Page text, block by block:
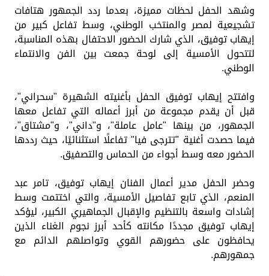
وشهد الحفل لحظات مميزة، بعدما ردد الجمهور هتافات
تشجيعية لمصر والمنتخب الوطني، وسط تفاعل كبير من
إيهاب توفيق، الذي شارك الحضور الاحتفال بهذه المناسبة،
لتتحول الأمسية إلى لوحة جمعت بين الفن والانتماء
الوطني.
وافتتح إيهاب توفيق الحفل بأغنيته الشهيرة "سحراني"،
قبل أن يقدم مجموعة من أبرز أعماله التي تفاعل معها
الجمهور، من بينها "عامل عاملة"، و"داني"، و"مشتاق"،
فيما حصدت أغنية "تترجى فيا" تفاعلًا استثنائيًا، حيث رددها
الحضور معه وسط أجواء من الحماس والتصفيق.
وحضر الحفل مدير أعمال الفنان إيهاب توفيق، تامر عبد
المنعم، الذي تابع تفاصيل الأمسية، والتي اختتمت وسط
إشادات واسعة بالتنظيم والإقبال الجماهيري الكبير، ليؤكد
إيهاب توفيق مجددًا مكانته كأحد أبرز نجوم الغناء الذين
يحافظون على حضورهم القوي وتواصلهم الدائم مع
جمهورهم.